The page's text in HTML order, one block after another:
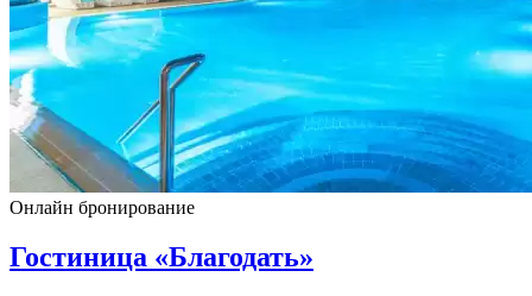
Онлайн бронирование
Гостиница «Благодать»